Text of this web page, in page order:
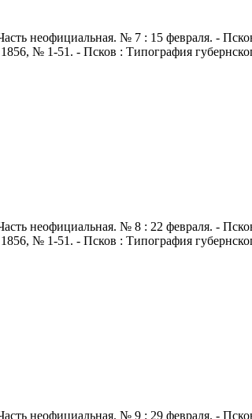
неофициальная. № 7 : 15 февраля. -
№ 1-51. - Псков : Типография
неофициальная. № 8 : 22 февраля. -
№ 1-51. - Псков : Типография
неофициальная. № 9 : 29 февраля. -